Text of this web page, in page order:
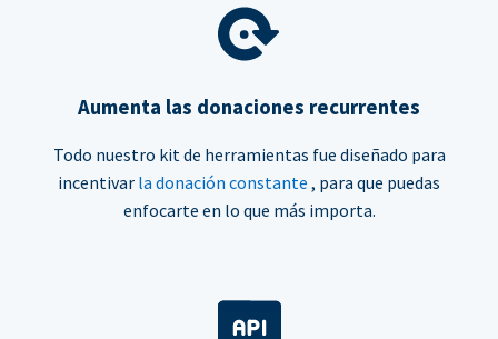
Aumenta las donaciones recurrentes
Todo nuestro kit de herramientas fue diseñado para
incentivar la donación constante , para que puedas
enfocarte en lo que más importa.